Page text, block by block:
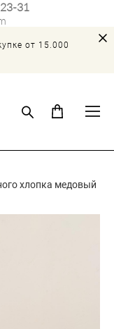
31
от 15.000
хлопка медовый